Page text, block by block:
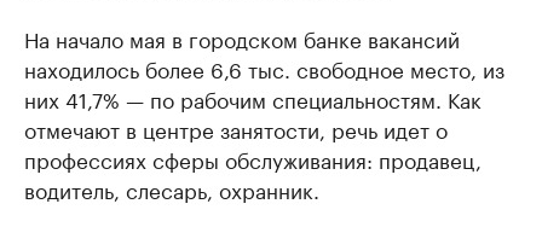
На начало мая в городском банке вакансий
находилось более 6,6 тыс. свободное место, из
них 41,7% — по рабочим специальностям. Как
отмечают в центре занятости, речь идет о
профессиях сферы обслуживания: продавец,
водитель, слесарь, охранник.